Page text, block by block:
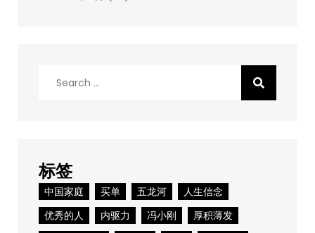
标签
中国家庭 买单 五龙河
人生信念
优秀的人
内驱力 冯小刚
厚积薄发